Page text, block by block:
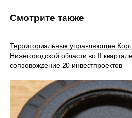
Смотрите также
Территориальные управляющие
Нижегородской области во II
сопровождение 20 инвестпроектов